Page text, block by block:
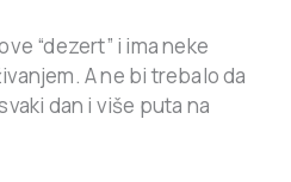
“dezert” i ima neke
A ne bi trebalo da
dan i više puta na